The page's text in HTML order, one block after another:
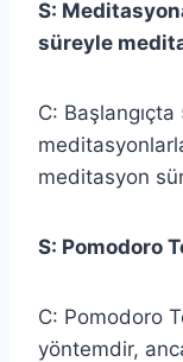
S:
süreyle
C: Başlangıçta
meditasyon
S: Pomodoro
C: Pomodoro
yöntemdir,